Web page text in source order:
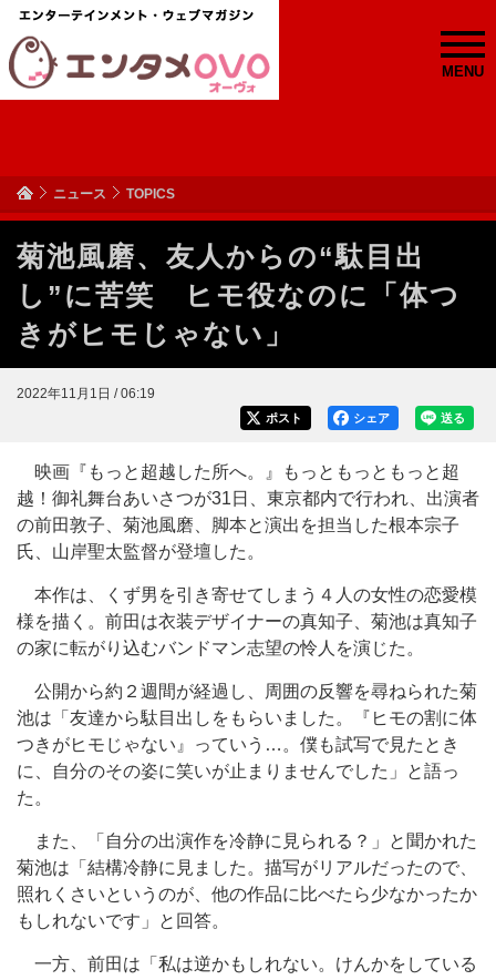
MENU
ニュース TOPICS
菊池風磨、友人からの“駄目出
し”に苦笑 ヒモ役なのに「体つ
きがヒモじゃない」
2022年11月1日 / 06:19
送る
シェア
ポスト
映画『もっと超越した所へ。』もっともっともっと超
越！御礼舞台あいさつが31日、東京都内で行われ、出演者
の前田敦子、菊池風磨、脚本と演出を担当した根本宗子
氏、山岸聖太監督が登壇した。
本作は、くず男を引き寄せてしまう４人の女性の恋愛模
様を描く。前田は衣装デザイナーの真知子、菊池は真知子
の家に転がり込むバンドマン志望の怜人を演じた。
公開から約２週間が経過し、周囲の反響を尋ねられた菊
池は「友達から駄目出しをもらいました。『ヒモの割に体
つきがヒモじゃない』っていう…。僕も試写で見たとき
に、自分のその姿に笑いが止まりませんでした」と語っ
た。
また、「自分の出演作を冷静に見られる？」と聞かれた
菊池は「結構冷静に見ました。描写がリアルだったので、
照れくさいというのが、他の作品に比べたら少なかったか
もしれないです」と回答。
一方、前田は「私は逆かもしれない。けんかをしている